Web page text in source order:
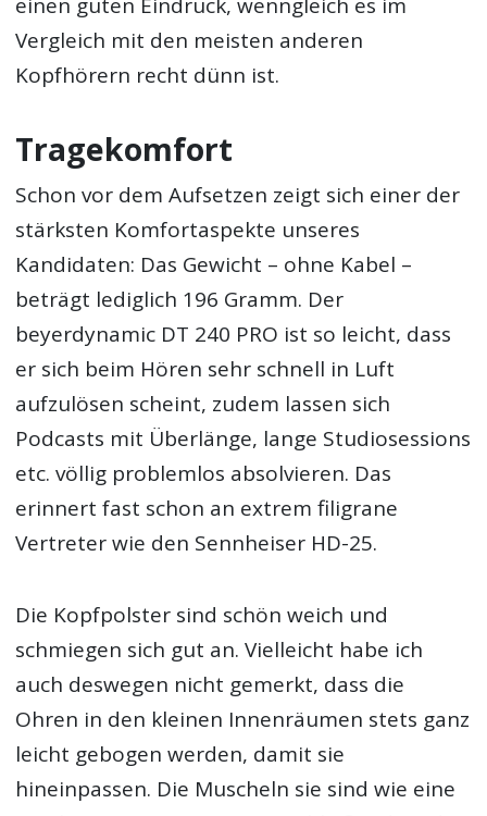
einen guten Eindruck, wenngleich es im
Vergleich mit den meisten anderen
Kopfhörern recht dünn ist.
Tragekomfort
Schon vor dem Aufsetzen zeigt sich einer der
stärksten Komfortaspekte unseres
Kandidaten: Das Gewicht – ohne Kabel –
beträgt lediglich 196 Gramm. Der
beyerdynamic DT 240 PRO ist so leicht, dass
er sich beim Hören sehr schnell in Luft
aufzulösen scheint, zudem lassen sich
Podcasts mit Überlänge, lange Studiosessions
etc. völlig problemlos absolvieren. Das
erinnert fast schon an extrem filigrane
Vertreter wie den Sennheiser HD-25.
Die Kopfpolster sind schön weich und
schmiegen sich gut an. Vielleicht habe ich
auch deswegen nicht gemerkt, dass die
Ohren in den kleinen Innenräumen stets ganz
leicht gebogen werden, damit sie
hineinpassen. Die Muscheln sie sind wie eine